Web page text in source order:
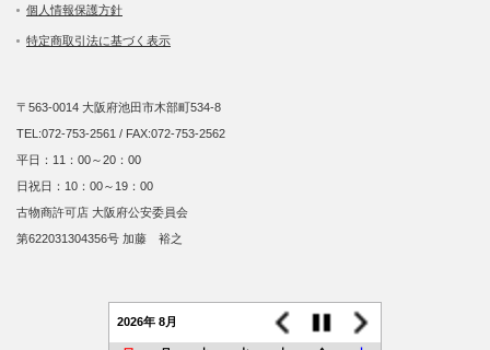
個人情報保護方針
特定商取引法に基づく表示
〒563-0014 大阪府池田市木部町534-8
TEL:072-753-2561 / FAX:072-753-2562
平日：11：00～20：00
日祝日：10：00～19：00
古物商許可店 大阪府公安委員会
第622031304356号 加藤 裕之
2026年 8月